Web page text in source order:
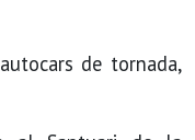
de tornada,